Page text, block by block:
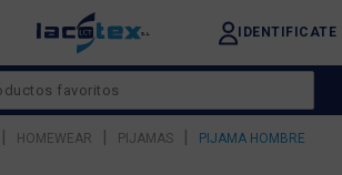
IDENTIFICATE
| HOMEWEAR | PIJAMAS |
PIJAMA HOMBRE